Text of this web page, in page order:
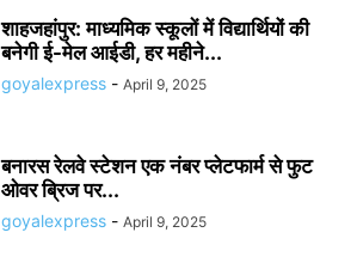
शाहजहांपुर: माध्यमिक स्कूलाें में विद्यार्थियों की
बनेगी ई-मेल आईडी, हर महीने...
goyalexpress - April 9, 2025
बनारस रेलवे स्टेशन एक नंबर प्लेटफार्म से फुट
ओवर ब्रिज पर...
goyalexpress - April 9, 2025